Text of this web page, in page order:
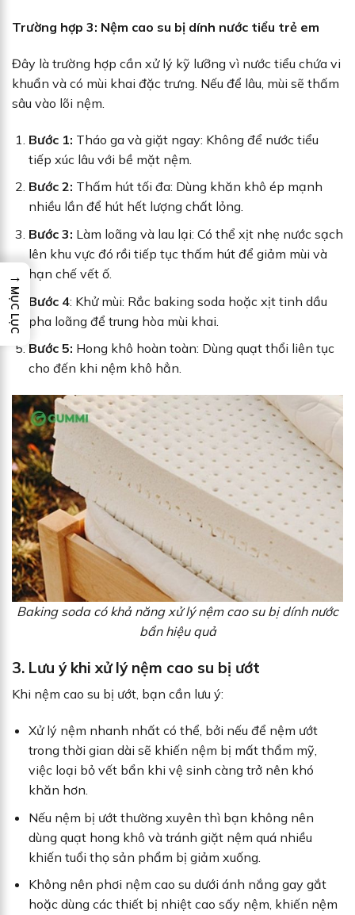
Trường hợp 3: Nệm cao su bị dính nước tiểu trẻ em
Đây là trường hợp cần xử lý kỹ lưỡng vì nước tiểu chứa vi
khuẩn và có mùi khai đặc trưng. Nếu để lâu, mùi sẽ thấm
sâu vào lõi nệm.
Bước 1: Tháo ga và giặt ngay: Không để nước tiểu
tiếp xúc lâu với bề mặt nệm.
Bước 2: Thấm hút tối đa: Dùng khăn khô ép mạnh
nhiều lần để hút hết lượng chất lỏng.
Bước 3: Làm loãng và lau lại: Có thể xịt nhẹ nước sạch
lên khu vực đó rồi tiếp tục thấm hút để giảm mùi và
hạn chế vết ố.
Bước 4: Khử mùi: Rắc baking soda hoặc xịt tinh dầu
pha loãng để trung hòa mùi khai.
Bước 5: Hong khô hoàn toàn: Dùng quạt thổi liên tục
cho đến khi nệm khô hẳn.
Baking soda có khả năng xử lý nệm cao su bị dính nước
bẩn hiệu quả
3. Lưu ý khi xử lý nệm cao su bị ướt
Khi nệm cao su bị ướt, bạn cần lưu ý:
Xử lý nệm nhanh nhất có thể, bởi nếu để nệm ướt
trong thời gian dài sẽ khiến nệm bị mất thẩm mỹ,
việc loại bỏ vết bẩn khi vệ sinh càng trở nên khó
khăn hơn.
Nếu nệm bị ướt thường xuyên thì bạn không nên
dùng quạt hong khô và tránh giặt nệm quá nhiều
khiến tuổi thọ sản phẩm bị giảm xuống.
Không nên phơi nệm cao su dưới ánh nắng gay gắt
hoặc dùng các thiết bị nhiệt cao sấy nệm, khiến nệm
→
MỤC LỤC